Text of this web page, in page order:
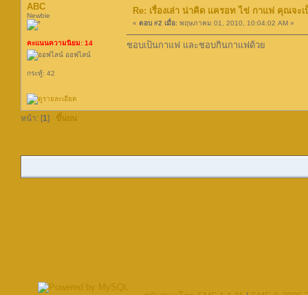
ABC
Newbie
คะแนนความนิยม: 14
ออฟไลน์
กระทู้: 42
Re: เรื่องเล่า น่าคิด แครอท ไข่ กาแฟ คุณจะเ
« ตอบ #2 เมื่อ: พฤษภาคม 01, 2010, 10:04:02 AM »
ชอบเป็นกาแฟ และชอบกินกาแฟด้วย
หน้า: [1] ขึ้นบน